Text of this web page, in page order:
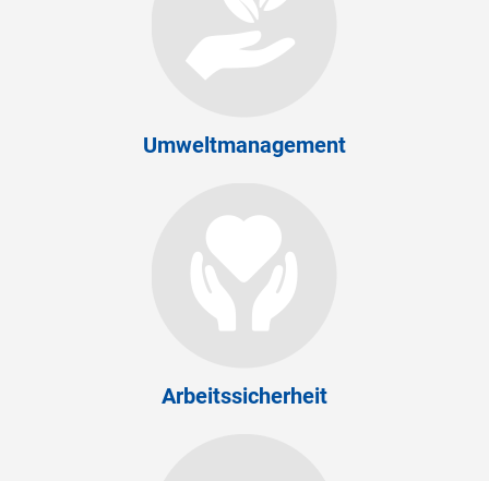
Umweltmanagement
Arbeitssicherheit